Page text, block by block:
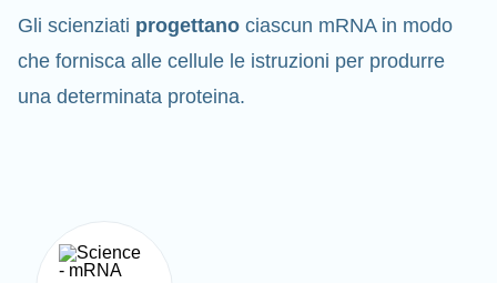
Gli scienziati progettano ciascun mRNA in modo
che fornisca alle cellule le istruzioni per produrre
una determinata proteina.